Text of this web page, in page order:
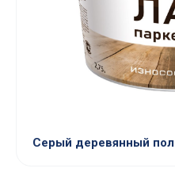
Серый деревянный пол